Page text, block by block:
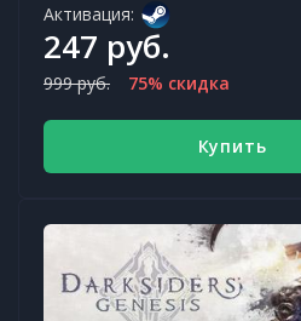
Активация:
247 руб.
999 руб. 75% скидка
Купить